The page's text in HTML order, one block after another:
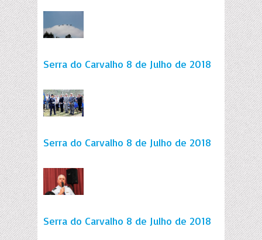
Serra do Carvalho 8 de Julho de 2018
Serra do Carvalho 8 de Julho de 2018
Serra do Carvalho 8 de Julho de 2018